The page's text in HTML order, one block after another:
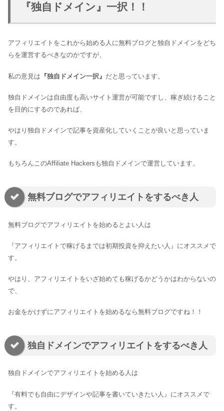
『独自ドメイン』一択！！
アフィリエイトをこれから始める人に無料ブログと独自ドメインをどち
らを運営するべきなのかですが、
私の意見は 『独自ドメイン一択』 だと思っています。
独自ドメインは自由度も高いサイト運営が可能ですし、稼ぎ続けること
を目的にするのであれば、
やはり独自ドメインで記事を資産化していくことが良いと思っていま
す。
もちろんこのAffiliate Hackersも独自ドメインで運営しています。
無料ブログでアフィリエイトをするべき人
無料ブログでアフィリエイトを始めるとよい人は
『アフィリエイトで稼げるまでは初期投資を抑えたい人』にオススメで
す。
やはり、アフィリエイトをいざ始めても稼げるかどうかはわからないの
で、
お金をかけずにアフィリエイトを始めるなら無料ブログですね！！
独自ドメインでアフィリエイトをするべき人
独自ドメインでアフィリエイトを始める人は
『有料でも自由にデザインや記事を書いていきたい人』にオススメで
す。